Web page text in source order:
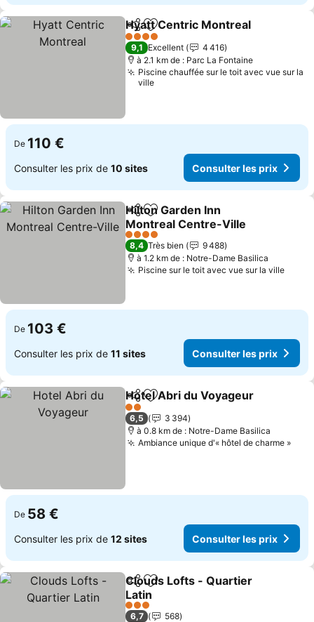
PartagerAjouter à mes favoris
Hyatt Centric Montreal
4 Étoiles
9,1 Excellent
4 416
à 2.1 km de : Parc La Fontaine
Piscine chauffée sur le toit avec vue sur la
ville
De 110 €
Consulter les prix de 10 sites Consulter les prix
PartagerAjouter à mes favoris
Hilton Garden Inn
Montreal Centre-Ville
Consulter les prix
4 Étoiles
8,4 Très bien
9 488
à 1.2 km de : Notre-Dame Basilica
Piscine sur le toit avec vue sur la ville
De 103 €
Consulter les prix de 11 sites Consulter les prix
PartagerAjouter à mes favoris
Hotel Abri du Voyageur
2 Étoiles
6,5
3 394
à 0.8 km de : Notre-Dame Basilica
Ambiance unique d'« hôtel de charme »
De 58 €
Consulter les prix de 12 sites Consulter les prix
PartagerAjouter à mes favoris
Clouds Lofts - Quartier
Latin
Consulter les prix
3 Étoiles
6,7
568